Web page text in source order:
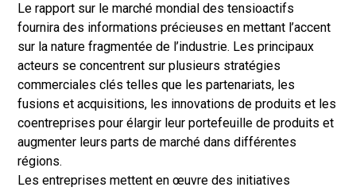
Le rapport sur le marché mondial des tensioactifs
fournira des informations précieuses en mettant l’accent
sur la nature fragmentée de l’industrie. Les principaux
acteurs se concentrent sur plusieurs stratégies
commerciales clés telles que les partenariats, les
fusions et acquisitions, les innovations de produits et les
coentreprises pour élargir leur portefeuille de produits et
augmenter leurs parts de marché dans différentes
régions.
Les entreprises mettent en œuvre des initiatives